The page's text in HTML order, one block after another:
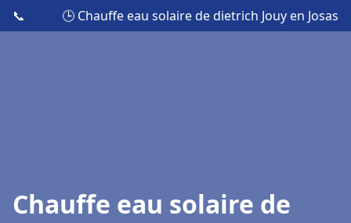
📞 🕒 Chauffe eau solaire de dietrich Jouy en Josas
Chauffe eau solaire de